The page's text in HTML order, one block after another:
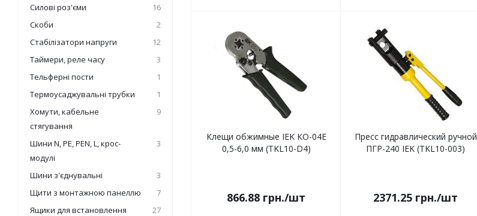
Клещи обжимные IEK КО-04Е
0,5-6,0 мм (TKL10-D4)
866.88 грн./шт
Пресс гидравлический ручной
ПГР-240 IEK (TKL10-003)
2371.25 грн./шт
Силові роз'єми
16
Скоби
2
Стабілізатори напруги
12
Таймери, реле часу
3
Тельферні пости
1
Термоусаджувальні трубки
1
Хомути, кабельне
стягування
9
Шини N, PE, PEN, L, крос-
модулі
3
Шини з'єднувальні
3
Щити з монтажною панеллю
7
Ящики для встановлення
27